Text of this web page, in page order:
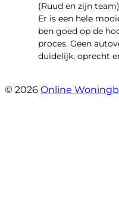
(Ruud en zijn
Er is een hele
ben goed op de
proces. Geen
duidelijk, oprecht
© 2026 Online